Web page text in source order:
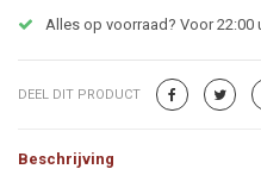
Alles op voorraad? Voor 22:00
DEEL DIT PRODUCT
Beschrijving